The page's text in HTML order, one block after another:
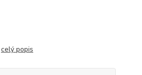
celý popis